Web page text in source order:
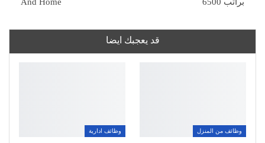
قد يعجبك ايضا
وظائف من المنزل وظائف ادارية